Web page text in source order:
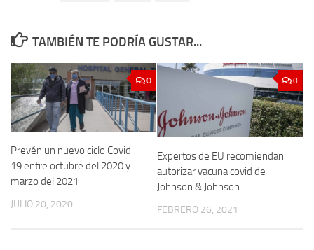
TAMBIÉN TE PODRÍA GUSTAR...
0
Prevén un nuevo ciclo Covid-
19 entre octubre del 2020 y
marzo del 2021
JULIO 20, 2020
0
Expertos de EU recomiendan
autorizar vacuna covid de
Johnson & Johnson
FEBRERO 26, 2021